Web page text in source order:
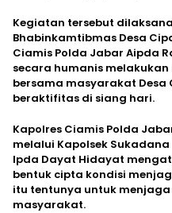
Kegiatan tersebut
Bhabinkamtibmas Desa
Ciamis Polda Jabar Aipda
secara humanis
bersama masyarakat
beraktifitas di siang hari.
Kapolres Ciamis Polda Jabar
melalui Kapolsek
Ipda Dayat Hidayat
bentuk cipta kondisi
itu tentunya untuk
masyarakat.